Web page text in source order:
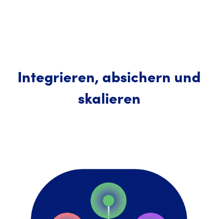
Integrieren, absichern und
skalieren